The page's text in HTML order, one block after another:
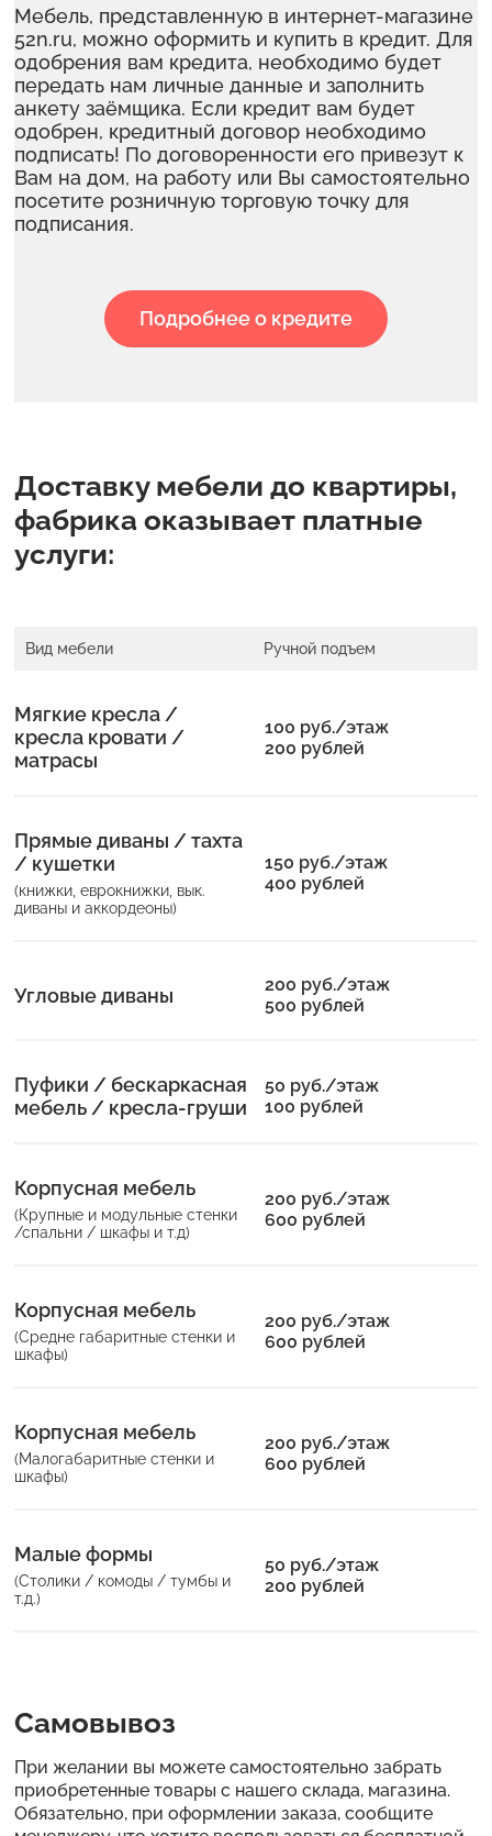
Мебель, представленную в интернет-магазине
52n.ru, можно оформить и купить в кредит. Для
одобрения вам кредита, необходимо будет
передать нам личные данные и заполнить
анкету заёмщика. Если кредит вам будет
одобрен, кредитный договор необходимо
подписать! По договоренности его привезут к
Вам на дом, на работу или Вы самостоятельно
посетите розничную торговую точку для
подписания.
Подробнее о кредите
Доставку мебели до квартиры,
фабрика оказывает платные
услуги:
Вид мебели Ручной подъем
Мягкие кресла /
кресла кровати /
матрасы
100 руб./этаж
200 рублей
Прямые диваны / тахта
/ кушетки
(книжки, еврокнижки, вык.
диваны и аккордеоны)
150 руб./этаж
400 рублей
Угловые диваны
200 руб./этаж
500 рублей
Пуфики / бескаркасная
мебель / кресла-груши
50 руб./этаж
100 рублей
Корпусная мебель
(Крупные и модульные стенки
/спальни / шкафы и т.д)
200 руб./этаж
600 рублей
Корпусная мебель
(Средне габаритные стенки и
шкафы)
200 руб./этаж
600 рублей
Корпусная мебель
(Малогабаритные стенки и
шкафы)
200 руб./этаж
600 рублей
Малые формы
(Столики / комоды / тумбы и
т.д.)
50 руб./этаж
200 рублей
Самовывоз
При желании вы можете самостоятельно забрать
приобретенные товары с нашего склада, магазина.
Обязательно, при оформлении заказа, сообщите